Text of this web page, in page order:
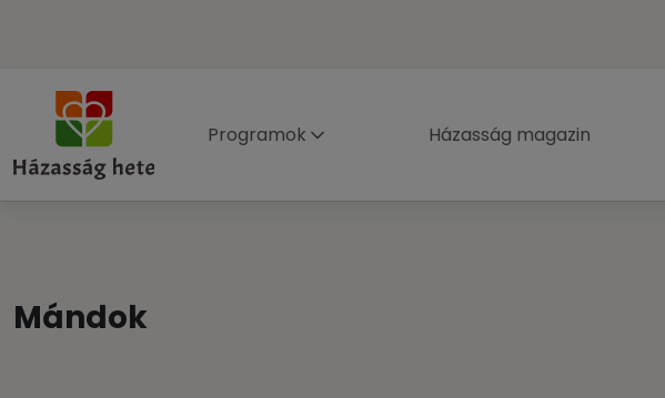
Programok Házasság magazin
Mándok